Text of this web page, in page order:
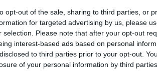
opt-out of the sale, sharing to third parties, or
for targeted advertising by us, please
selection. Please note that after your opt-out
interest-based ads based on personal
to third parties prior to your opt-out.
of your personal information by third
εξαιρετική εμφάνιση.
τελικό οι «πράσινες» είχαν
0-3 (20-25, 20-25, 13-25) από την
την αναγνώριση των